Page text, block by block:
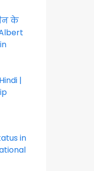
के
|
in